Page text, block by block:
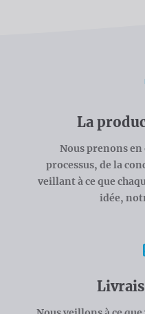
La
Nous prenons
processus, de la
veillant à ce que
idée,